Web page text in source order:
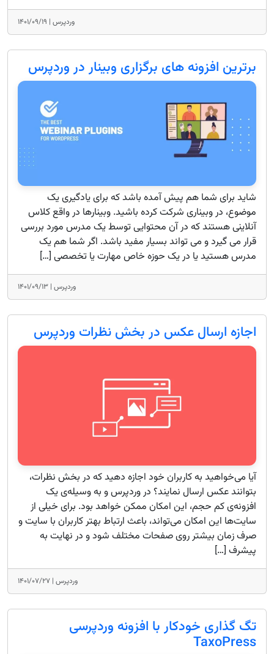
وردپرس | ۱۴۰۱/۰۹/۱۹
برترین افزونه های برگزاری وبینار در وردپرس
شاید برای شما هم پیش آمده باشد که برای یادگیری یک
موضوع، در وبیناری شرکت کرده باشید. وبینارها در واقع کلاس
آنلاینی هستند که در آن محتوایی توسط یک مدرس مورد بررسی
قرار می گیرد و می تواند بسیار مفید باشد. اگر شما هم یک
مدرس هستید یا در یک حوزه خاص مهارت یا تخصصی […]
وردپرس | ۱۴۰۱/۰۹/۱۳
اجازه ارسال عکس در بخش نظرات وردپرس
آیا می‌خواهید به کاربران خود اجازه دهید که در بخش نظرات،
بتوانند عکس ارسال نمایند؟ در وردپرس و به وسیله‌ی یک
افزونه‌ی کم حجم، این امکان ممکن خواهد بود. برای خیلی از
سایت‌ها این امکان می‌تواند، باعث ارتباط بهتر کاربران با سایت و
صرف زمان بیشتر روی صفحات مختلف شود و در نهایت به
پیشرف […]
وردپرس | ۱۴۰۱/۰۷/۲۷
تگ گذاری خودکار با افزونه وردپرسی
TaxoPress